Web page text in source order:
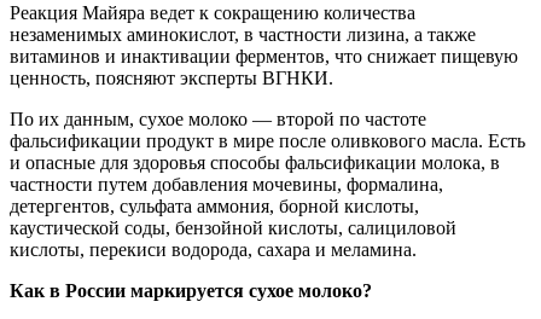
Реакция Майяра ведет к сокращению количества
незаменимых аминокислот, в частности лизина, а также
витаминов и инактивации ферментов, что снижает пищевую
ценность, поясняют эксперты ВГНКИ.
По их данным, сухое молоко — второй по частоте
фальсификации продукт в мире после оливкового масла. Есть
и опасные для здоровья способы фальсификации молока, в
частности путем добавления мочевины, формалина,
детергентов, сульфата аммония, борной кислоты,
каустической соды, бензойной кислоты, салициловой
кислоты, перекиси водорода, сахара и меламина.
Как в России маркируется сухое молоко?